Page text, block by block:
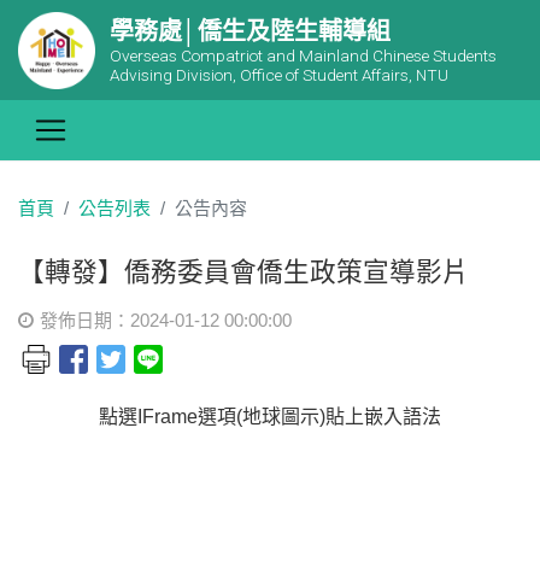
學務處│僑生及陸生輔導組
Overseas Compatriot and Mainland Chinese Students
Advising Division, Office of Student Affairs, NTU
首頁 公告列表 公告內容
【轉發】僑務委員會僑生政策宣導影片
發佈日期：2024-01-12 00:00:00
點選IFrame選項(地球圖示)貼上嵌入語法